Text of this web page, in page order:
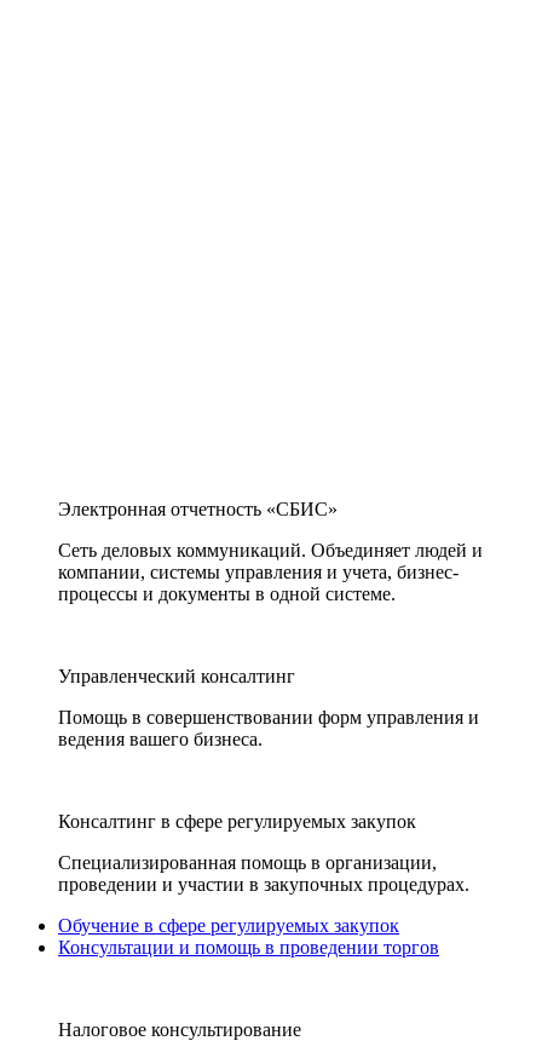
Электронная отчетность «СБИС»
Сеть деловых коммуникаций. Объединяет людей и
компании, системы управления и учета, бизнес-
процессы и документы в одной системе.
Управленческий консалтинг
Помощь в совершенствовании форм управления и
ведения вашего бизнеса.
Консалтинг в сфере регулируемых закупок
Специализированная помощь в организации,
проведении и участии в закупочных процедурах.
Обучение в сфере регулируемых закупок
Консультации и помощь в проведении торгов
Налоговое консультирование